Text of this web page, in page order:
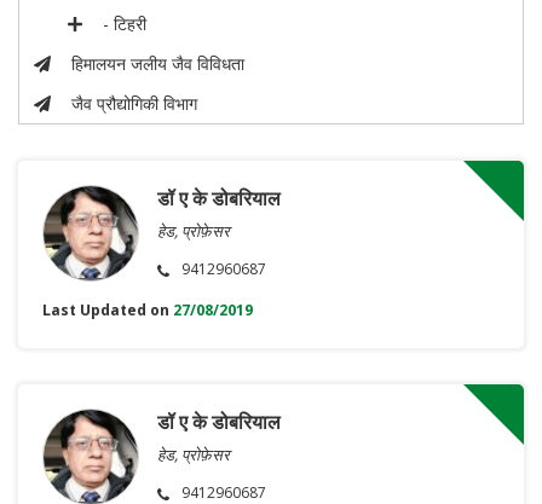
- टिहरी
हिमालयन जलीय जैव विविधता
जैव प्रौद्योगिकी विभाग
डॉ ए के डोबरियाल
हेड, प्रोफ़ेसर
9412960687
Last Updated on 27/08/2019
डॉ ए के डोबरियाल
हेड, प्रोफ़ेसर
9412960687